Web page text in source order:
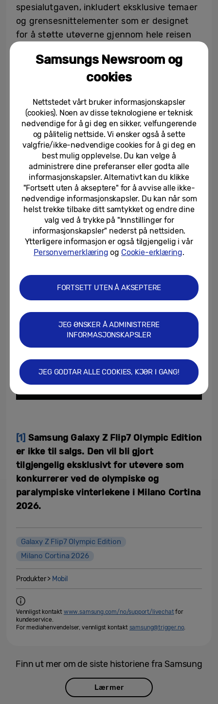
spesialutgaven, inkludert eksklusive temaer
og grensesnittelementer som er designet
for å støtte utøverne gjennom hele reisen
[1] Samsung Galaxy Z Flip7 Olympic Edition
er ikke til salgs. Den vil bli gjort
tilgjengelig eksklusivt for utøvere som
konkurrerer ved de olympiske og
paralympiske vinterlekene i Milano Cortina
2026.
Galaxy Z Flip7 Olympic Edition
Milano Cortina 2026
Produkter > Mobil
Vennligst kontakt www.samsung.com/no/support/livechatfor
kundeservice.
For mediahenvendelser, vennligst kontakt samsung@trigger.no.
Finn ut mer om de siste historiene fra Samsung
Lær mer
Samsungs Newsroom og
cookies
Nettstedet vårt bruker informasjonskapsler
(cookies). Noen av disse teknologiene er teknisk
nødvendige for å gi deg en sikker, velfungerende
og pålitelig nettside. Vi ønsker også å sette
valgfrie/ikke-nødvendige cookies for å gi deg en
best mulig opplevelse. Du kan velge å
administrere dine preferanser eller godta alle
informasjonskapsler. Alternativt kan du klikke
"Fortsett uten å akseptere" for å avvise alle ikke-
nødvendige informasjonskapsler. Du kan når som
helst trekke tilbake ditt samtykket og endre dine
valg ved å trykke på "Innstillinger for
informasjonskapsler" nederst på nettsiden.
Ytterligere informasjon er også tilgjengelig i vår
Personvernerklæring og Cookie-erklæring.
FORTSETT UTEN Å AKSEPTERE
JEG ØNSKER Å ADMINISTRERE
INFORMASJONSKAPSLER
JEG GODTAR ALLE COOKIES, KJØR I GANG!